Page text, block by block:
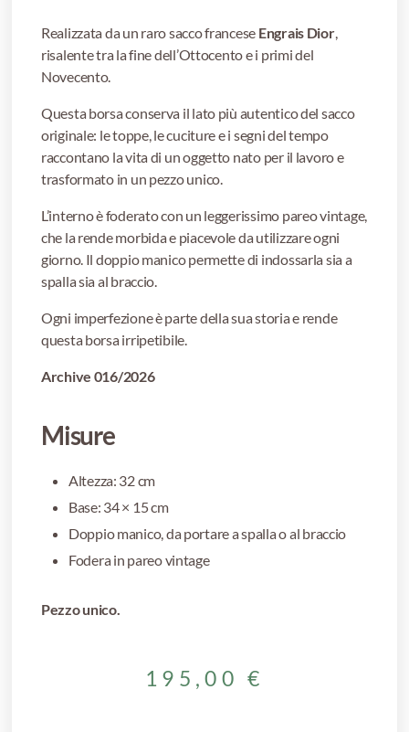
Realizzata da un raro sacco francese Engrais Dior,
risalente tra la fine dell’Ottocento e i primi del
Novecento.
Questa borsa conserva il lato più autentico del sacco
originale: le toppe, le cuciture e i segni del tempo
raccontano la vita di un oggetto nato per il lavoro e
trasformato in un pezzo unico.
L’interno è foderato con un leggerissimo pareo vintage,
che la rende morbida e piacevole da utilizzare ogni
giorno. Il doppio manico permette di indossarla sia a
spalla sia al braccio.
Ogni imperfezione è parte della sua storia e rende
questa borsa irripetibile.
Archive 016/2026
Misure
Altezza: 32 cm
Base: 34 × 15 cm
Doppio manico, da portare a spalla o al braccio
Fodera in pareo vintage
Pezzo unico.
195,00 €